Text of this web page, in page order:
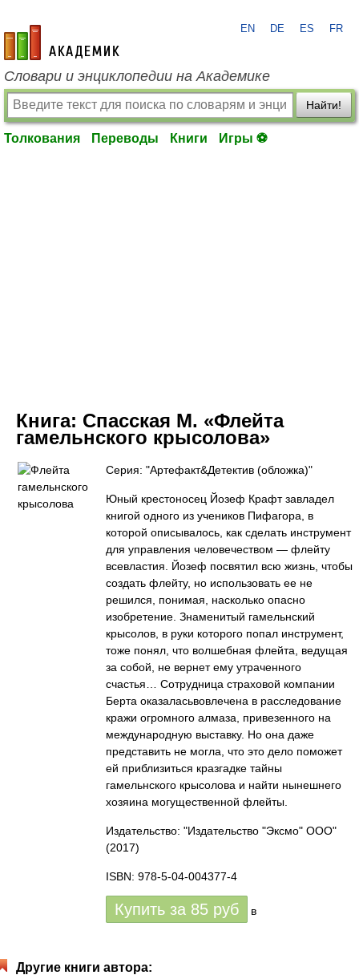
academic.ru
EN DE ES FR
Словари и энциклопедии на Академике
Найти!
Толкования Переводы Книги Игры ⚽
Книга: Спасская М. «Флейта
гамельнского крысолова»
Серия: "Артефакт&Детектив (обложка)"
Юный крестоносец Йозеф Крафт завладел
книгой одного из учеников Пифагора, в
которой описывалось, как сделать инструмент
для управления человечеством — флейту
всевластия. Йозеф посвятил всю жизнь, чтобы
создать флейту, но использовать ее не
решился, понимая, насколько опасно
изобретение. Знаменитый гамельнский
крысолов, в руки которого попал инструмент,
тоже понял, что волшебная флейта, ведущая
за собой, не вернет ему утраченного
счастья… Сотрудница страховой компании
Берта оказаласьвовлечена в расследование
кражи огромного алмаза, привезенного на
международную выставку. Но она даже
представить не могла, что это дело поможет
ей приблизиться кразгадке тайны
гамельнского крысолова и найти нынешнего
хозяина могущественной флейты.
Издательство: "Издательство "Эксмо" ООО"
(2017)
ISBN: 978-5-04-004377-4
Купить за 85 руб в
Другие книги автора: